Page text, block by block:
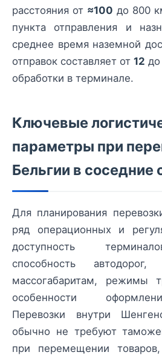
расстояния от ≈100 до 800
пункта отправления и
среднее время наземной
отправок составляет от 12 до
обработки в терминале.
Ключевые
параметры при
Бельгии в соседние
Для планирования
ряд операционных и
доступность
способность
массогабаритам, режимы
особенности
Перевозки внутри
обычно не требуют
при перемещении